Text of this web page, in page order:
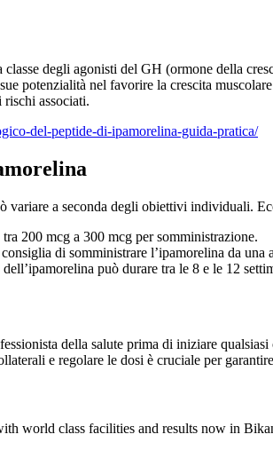
classe degli agonisti del GH (ormone della
potenzialità nel favorire la crescita
associati.
del-peptide-di-ipamorelina-guida-pratica/
a seconda degli obiettivi individuali.
200 mcg a 300 mcg per somministrazione.
di somministrare l’ipamorelina da
può durare tra le 8 e le 12
della salute prima di iniziare
e regolare le dosi è cruciale per
world class facilities and results now in